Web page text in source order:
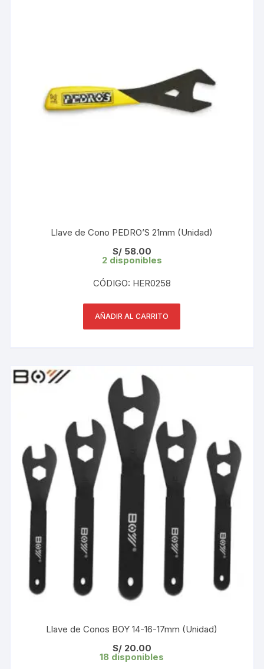
Llave de Cono PEDRO’S 21mm (Unidad)
S/58.00
2 disponibles
CÓDIGO: HER0258
AÑADIR AL CARRITO
Llave de Conos BOY 14-16-17mm (Unidad)
S/20.00
18 disponibles